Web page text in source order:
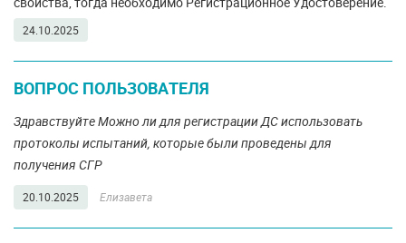
24.10.2025
ВОПРОС ПОЛЬЗОВАТЕЛЯ
Здравствуйте Можно ли для регистрации ДС использовать
протоколы испытаний, которые были проведены для
получения СГР
20.10.2025 Елизавета